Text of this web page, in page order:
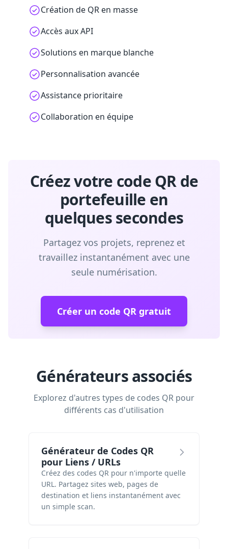
Création de QR en masse
Accès aux API
Solutions en marque blanche
Personnalisation avancée
Assistance prioritaire
Collaboration en équipe
Créez votre code QR de
portefeuille en
quelques secondes
Partagez vos projets, reprenez et
travaillez instantanément avec une
seule numérisation.
Créer un code QR gratuit
Générateurs associés
Explorez d'autres types de codes QR pour
différents cas d'utilisation
Générateur de Codes QR
pour Liens / URLs
Créez des codes QR pour n'importe quelle
URL. Partagez sites web, pages de
destination et liens instantanément avec
un simple scan.